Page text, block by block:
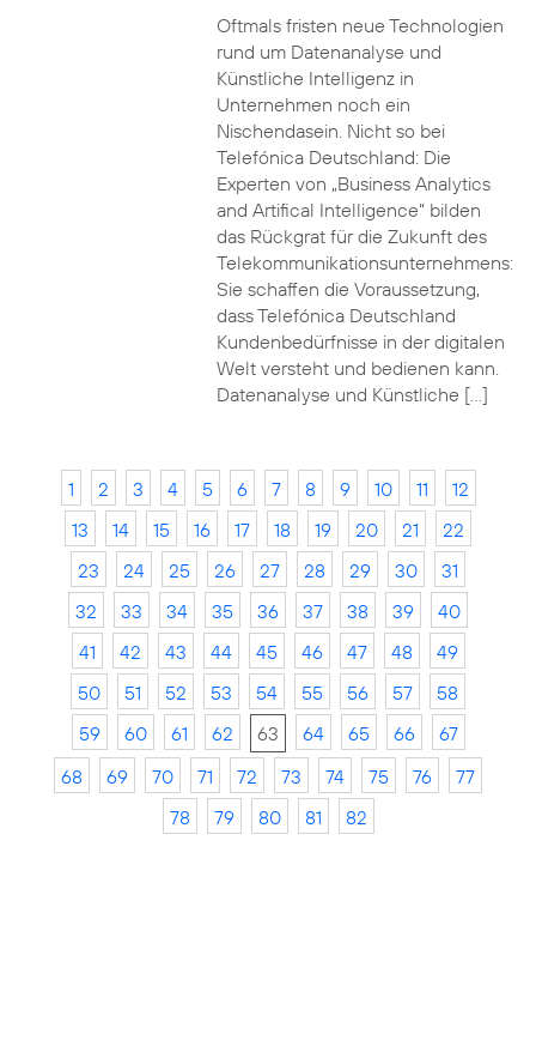
Oftmals fristen neue Technologien
rund um Datenanalyse und
Künstliche Intelligenz in
Unternehmen noch ein
Nischendasein. Nicht so bei
Telefónica Deutschland: Die
Experten von „Business Analytics
and Artifical Intelligence“ bilden
das Rückgrat für die Zukunft des
Telekommunikationsunternehmens:
Sie schaffen die Voraussetzung,
dass Telefónica Deutschland
Kundenbedürfnisse in der digitalen
Welt versteht und bedienen kann.
Datenanalyse und Künstliche […]
1 2 3 4 5 6 7 8 9 10 11
12
13
14 15 16 17 18 19 20 21
22
23
24 25 26 27 28 29 30
31
32
33 34 35 36 37 38 39
40
41
42 43 44 45 46 47 48
49
50
51 52 53 54 55 56 57
58
59
60 61 62 63 64 65 66
67
68
69 70 71 72 73 74 75 76
77
78
79 80 81 82